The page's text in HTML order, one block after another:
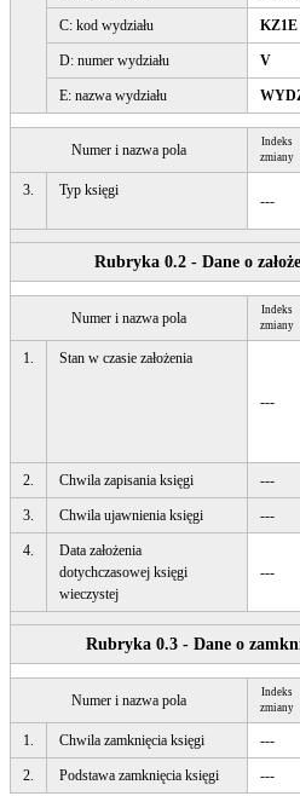
C: kod wydziału KZ1E
D: numer wydziału V
E: nazwa wydziału
Numer i nazwa pola
Indeks
zmiany
3. Typ księgi
---
Rubryka 0.2 - Dane o
Numer i nazwa pola
Indeks
zmiany
1. Stan w czasie założenia
---
2. Chwila zapisania księgi ---
3. Chwila ujawnienia księgi ---
4.
Data założenia
dotychczasowej księgi
wieczystej
---
Rubryka 0.3 - Dane o
Numer i nazwa pola
Indeks
zmiany
1. Chwila zamknięcia księgi ---
2. Podstawa zamknięcia księgi ---